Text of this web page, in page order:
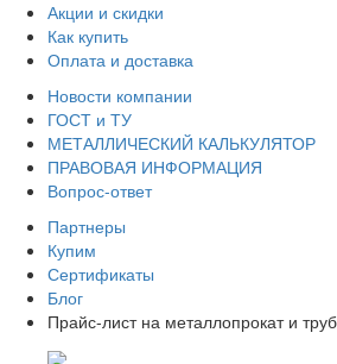
Акции и скидки
Как купить
Оплата и доставка
Новости компании
ГОСТ и ТУ
МЕТАЛЛИЧЕСКИЙ КАЛЬКУЛЯТОР
ПРАВОВАЯ ИНФОРМАЦИЯ
Вопрос-ответ
Партнеры
Купим
Сертификаты
Блог
Прайс-лист на металлопрокат и